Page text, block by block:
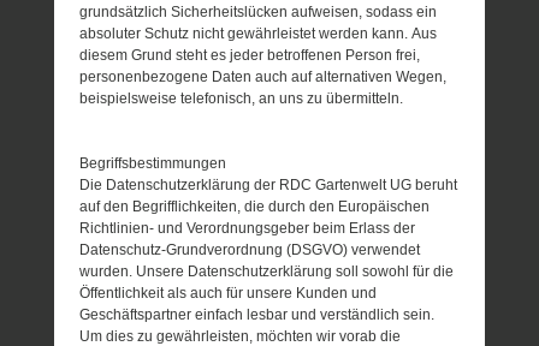
grundsätzlich Sicherheitslücken aufweisen, sodass ein
absoluter Schutz nicht gewährleistet werden kann. Aus
diesem Grund steht es jeder betroffenen Person frei,
personenbezogene Daten auch auf alternativen Wegen,
beispielsweise telefonisch, an uns zu übermitteln.
Begriffsbestimmungen
Die Datenschutzerklärung der RDC Gartenwelt UG beruht
auf den Begrifflichkeiten, die durch den Europäischen
Richtlinien- und Verordnungsgeber beim Erlass der
Datenschutz-Grundverordnung (DSGVO) verwendet
wurden. Unsere Datenschutzerklärung soll sowohl für die
Öffentlichkeit als auch für unsere Kunden und
Geschäftspartner einfach lesbar und verständlich sein.
Um dies zu gewährleisten, möchten wir vorab die